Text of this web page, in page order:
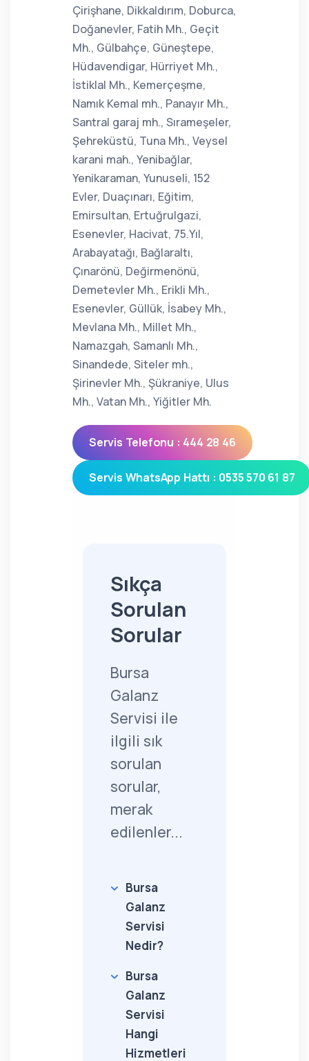
Çirişhane, Dikkaldırım, Doburca,
Doğanevler, Fatih Mh., Geçit
Mh., Gülbahçe, Güneştepe,
Hüdavendigar, Hürriyet Mh.,
İstiklal Mh., Kemerçeşme,
Namık Kemal mh., Panayır Mh.,
Santral garaj mh., Sırameşeler,
Şehreküstü, Tuna Mh., Veysel
karani mah., Yenibağlar,
Yenikaraman, Yunuseli, 152
Evler, Duaçınarı, Eğitim,
Emirsultan, Ertuğrulgazi,
Esenevler, Hacivat, 75.Yıl,
Arabayatağı, Bağlaraltı,
Çınarönü, Değirmenönü,
Demetevler Mh., Erikli Mh.,
Esenevler, Güllük, İsabey Mh.,
Mevlana Mh., Millet Mh.,
Namazgah, Samanlı Mh.,
Sinandede, Siteler mh.,
Şirinevler Mh., Şükraniye, Ulus
Mh., Vatan Mh., Yiğitler Mh.
Servis Telefonu : 444 28 46
Servis WhatsApp Hattı : 0535 570 61 87
Sıkça
Sorulan
Sorular
Bursa
Galanz
Servisi ile
ilgili sık
sorulan
sorular,
merak
edilenler...
Bursa
Galanz
Servisi
Nedir?
Bursa
Galanz
Servisi
Hangi
Hizmetleri